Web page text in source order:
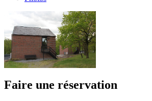
Faire une réservation